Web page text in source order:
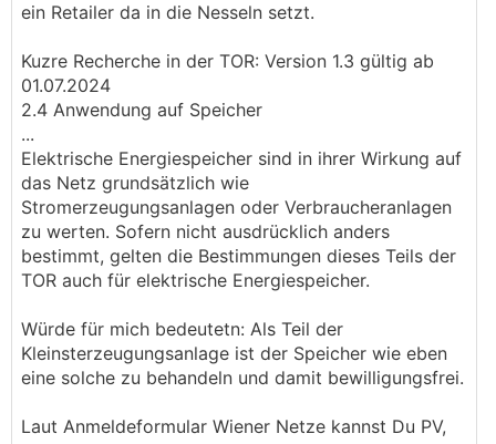
ein Retailer da in die Nesseln setzt.
Kuzre Recherche in der TOR: Version 1.3 gültig ab
01.07.2024
2.4 Anwendung auf Speicher
...
Elektrische Energiespeicher sind in ihrer Wirkung auf
das Netz grundsätzlich wie
Stromerzeugungsanlagen oder Verbraucheranlagen
zu werten. Sofern nicht ausdrücklich anders
bestimmt, gelten die Bestimmungen dieses Teils der
TOR auch für elektrische Energiespeicher.
Würde für mich bedeutetn: Als Teil der
Kleinsterzeugungsanlage ist der Speicher wie eben
eine solche zu behandeln und damit bewilligungsfrei.
Laut Anmeldeformular Wiener Netze kannst Du PV,